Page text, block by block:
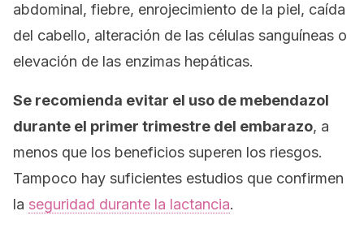
abdominal, fiebre, enrojecimiento de la piel, caída
del cabello, alteración de las células sanguíneas o
elevación de las enzimas hepáticas.
Se recomienda evitar el uso de mebendazol
durante el primer trimestre del embarazo, a
menos que los beneficios superen los riesgos.
Tampoco hay suficientes estudios que confirmen
la seguridad durante la lactancia.